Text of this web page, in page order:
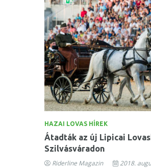
HAZAI LOVAS HÍREK
Átadták az új Lipicai
Szilvásváradon
Riderline Magazin 2018.